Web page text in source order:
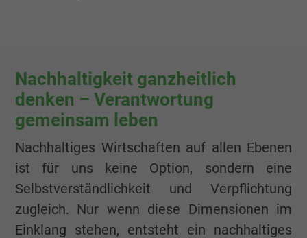
Anbieter Facebook Ireland Ltd.
Laufzeit 1 Jahr
Zweck
Cookie von Facebook für Website-Analyse,
Anzeigenausrichtung und
Nachhaltigkeit ganzheitlich
denken – Verantwortung
gemeinsam leben
Nachhaltiges Wirtschaften auf allen Ebenen
ist für uns keine Option, sondern eine
Selbstverständlichkeit und Verpflichtung
zugleich. Nur wenn diese Dimensionen im
Einklang stehen, entsteht ein nachhaltiges